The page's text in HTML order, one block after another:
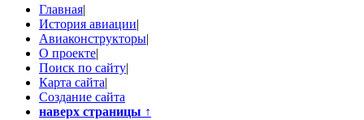
Главная|
История авиации|
Авиаконструкторы|
О проекте|
Поиск по сайту|
Карта сайта|
Создание сайта
наверх страницы ↑